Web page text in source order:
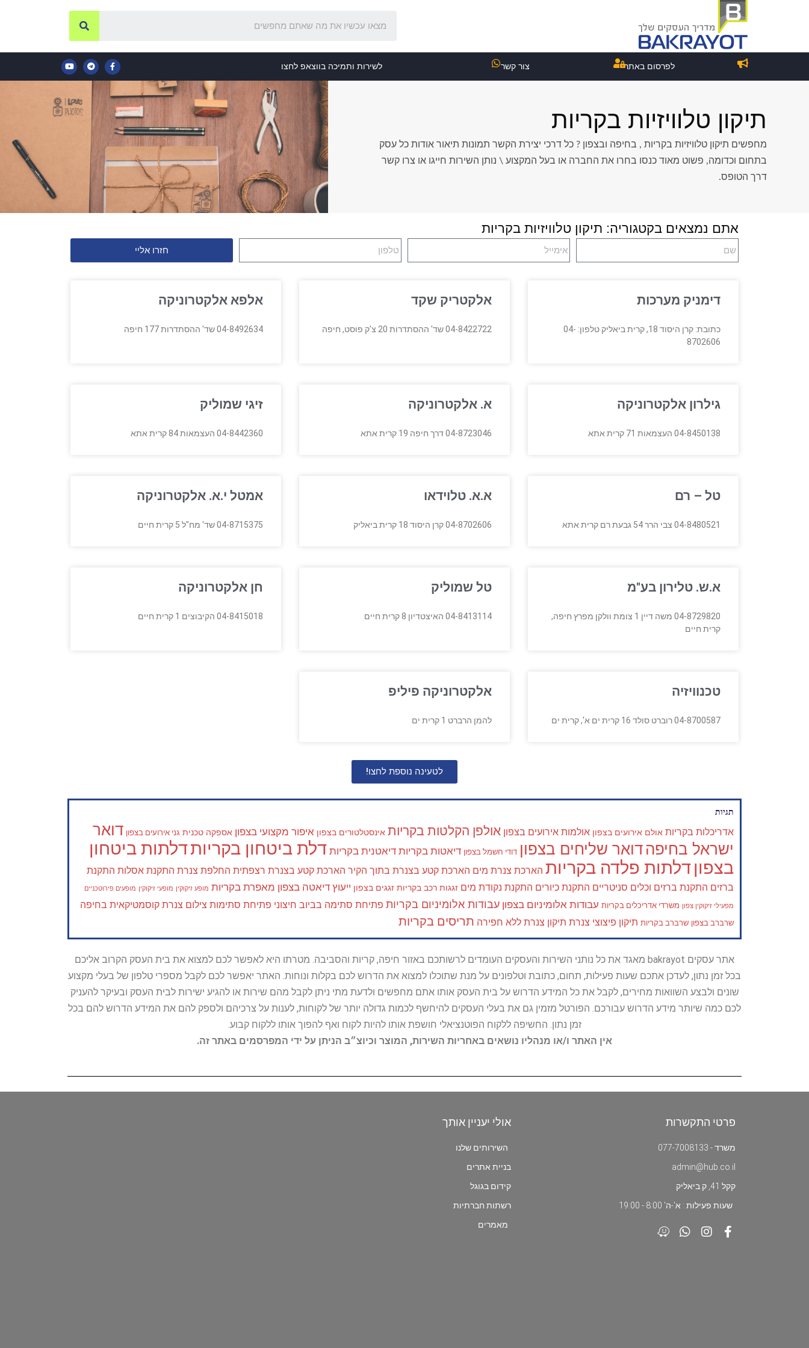
לפרסום באתר צור קשר לשירות ותמיכה בווצאפ לחצו
תיקון טלוויזיות בקריות
מחפשים תיקון טלוויזיות בקריות , בחיפה ובצפון ? כל דרכי יצירת הקשר תמונות תיאור אודות כל עסק
בתחום וכדומה, פשוט מאוד כנסו בחרו את החברה או בעל המקצוע \ נותן השירות חייגו או צרו קשר
דרך הטופס.
אתם נמצאים בקטגוריה: תיקון טלוויזיות בקריות
חזרו אליי
דימניק מערכות
כתובת: קרן היסוד 18, קרית ביאליק טלפון: 04-
8702606
אלקטריק שקד
04-8422722 שד' ההסתדרות 20 צ'ק פוסט, חיפה
אלפא אלקטרוניקה
04-8492634 שד' ההסתדרות 177 חיפה
גילרון אלקטרוניקה
04-8450138 העצמאות 71 קרית אתא
א. אלקטרוניקה
04-8723046 דרך חיפה 19 קרית אתא
זיגי שמוליק
04-8442360 העצמאות 84 קרית אתא
טל – רם
04-8480521 צבי הרר 54 גבעת רם קרית אתא
א.א. טלוידאו
04-8702606 קרן היסוד 18 קרית ביאליק
אמטל י.א. אלקטרוניקה
04-8715375 שד' מח"ל 5 קרית חיים
א.ש. טלירון בע"מ
04-8729820 משה דיין 1 צומת וולקן מפרץ חיפה,
קרית חיים
טל שמוליק
04-8413114 האיצטדיון 8 קרית חיים
חן אלקטרוניקה
04-8415018 הקיבוצים 1 קרית חיים
טכנוויזיה
04-8700587 רוברט סולד 16 קרית ים א', קרית ים
אלקטרוניקה פיליפ
להמן הרברט 1 קרית ים
לטעינה נוספת לחצו!
תגיות
אדריכלות בקריות אולם אירועים בצפון אולמות אירועים בצפון אולפן הקלטות בקריות אינסטלטורים בצפון איפור מקצועי בצפון אספקה טכנית גני אירועים בצפון דואר
ישראל בחיפה דואר שליחים בצפון דודי חשמל בצפון דיאטות בקריות דיאטנית בקריות דלת ביטחון בקריותדלתות ביטחון
בצפון דלתות פלדה בקריות הארכת צנרת מים הארכת קטע בצנרת בתוך הקיר הארכת קטע בצנרת רצפתית החלפת צנרת התקנת אסלות התקנת
ברזים התקנת ברזים וכלים סניטריים התקנת כיורים התקנת נקודת מים זגגות רכב בקריות זגגים בצפון ייעוץ דיאטה בצפון מאפרת בקריות מופע זיקוקין מופעי זיקוקין מופעים פירוטכניים
מפעילי זיקוקין צפון משרדי אדריכלים בקריות עבודות אלומיניום בצפון עבודות אלומיניום בקריות פתיחת סתימה בביוב חיצוני פתיחת סתימות צילום צנרת קוסמטיקאית בחיפה
שרברב בצפון שרברב בקריות תיקון פיצוצי צנרת תיקון צנרת ללא חפירה תריסים בקריות
אתר עסקים bakrayot מאגד את כל נותני השירות והעסקים העומדים לרשותכם באזור חיפה, קריות והסביבה. מטרתו היא לאפשר לכם למצוא את בית העסק הקרוב אליכם
בכל זמן נתון, לעדכן אתכם שעות פעילות, תחום, כתובת וטלפונים על מנת שתוכלו למצוא את הדרוש לכם בקלות ונוחות. האתר יאפשר לכם לקבל מספרי טלפון של בעלי מקצוע
שונים ולבצע השוואות מחירים, לקבל את כל המידע הדרוש על בית העסק אותו אתם מחפשים ולדעת מתי ניתן לקבל מהם שירות או להגיע ישירות לבית העסק ובעיקר להעניק
לכם כמה שיותר מידע הדרוש עבורכם. הפורטל מזמין גם את בעלי העסקים להיחשף לכמות גדולה יותר של לקוחות, לענות על צרכיהם ולספק להם את המידע הדרוש להם בכל
זמן נתון. החשיפה ללקוח הפוטנציאלי חושפת אותו להיות לקוח ואף להפוך אותו ללקוח קבוע.
אין האתר ו/או מנהליו נושאים באחריות השירות, המוצר וכיוצ״ב הניתן על ידי המפרסמים באתר זה.
פרטי התקשרות
משרד - 077-7008133
admin@hub.co.il
קקל 41, ק.ביאליק
שעות פעילות : א'-ה' 8:00 - 19:00
אולי יעניין אותך
השירותים שלנו
בניית אתרים
קידום בגוגל
רשתות חברתיות
מאמרים